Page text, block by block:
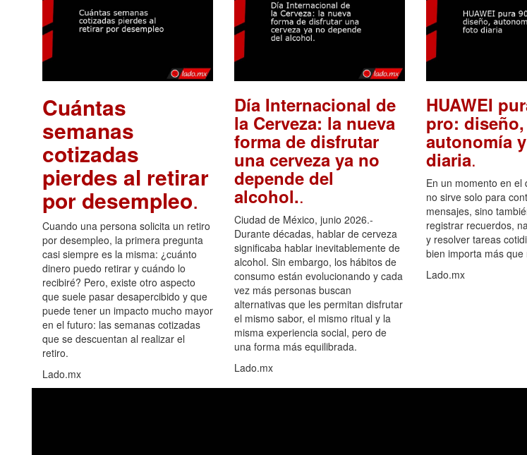
Cuántas
semanas
cotizadas
pierdes al retirar
por desempleo.
Cuando una persona solicita un retiro
por desempleo, la primera pregunta
casi siempre es la misma: ¿cuánto
dinero puedo retirar y cuándo lo
recibiré? Pero, existe otro aspecto
que suele pasar desapercibido y que
puede tener un impacto mucho mayor
en el futuro: las semanas cotizadas
que se descuentan al realizar el
retiro.
Lado.mx
Día Internacional de
la Cerveza: la nueva
forma de disfrutar
una cerveza ya no
depende del
alcohol..
Ciudad de México, junio 2026.-
Durante décadas, hablar de cerveza
significaba hablar inevitablemente de
alcohol. Sin embargo, los hábitos de
consumo están evolucionando y cada
vez más personas buscan
alternativas que les permitan disfrutar
el mismo sabor, el mismo ritual y la
misma experiencia social, pero de
una forma más equilibrada.
Lado.mx
HUAWEI
pro: diseño,
autonomía
diaria.
En un momento en el
no sirve solo para
mensajes, sino
registrar recuerdos,
y resolver tareas
bien importa más que
Lado.mx